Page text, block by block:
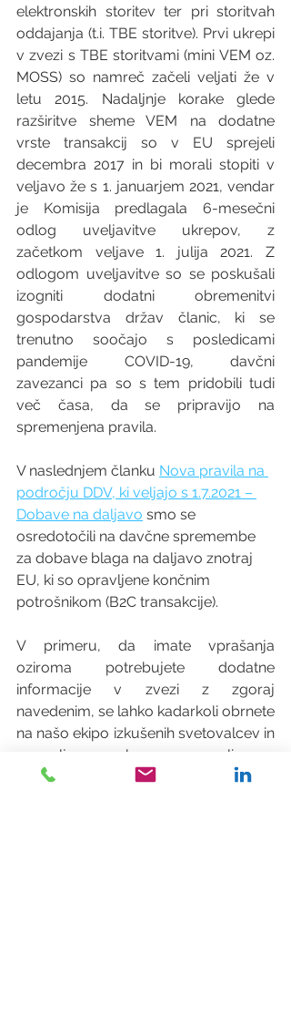
elektronskih storitev ter pri storitvah
oddajanja (t.i. TBE storitve). Prvi ukrepi
v zvezi s TBE storitvami (mini VEM oz.
MOSS) so namreč začeli veljati že v
letu 2015. Nadaljnje korake glede
razširitve sheme VEM na dodatne
vrste transakcij so v EU sprejeli
decembra 2017 in bi morali stopiti v
veljavo že s 1. januarjem 2021, vendar
je Komisija predlagala 6-mesečni
odlog uveljavitve ukrepov, z
začetkom veljave 1. julija 2021. Z
odlogom uveljavitve so se poskušali
izogniti dodatni obremenitvi
gospodarstva držav članic, ki se
trenutno soočajo s posledicami
pandemije COVID-19, davčni
zavezanci pa so s tem pridobili tudi
več časa, da se pripravijo na
spremenjena pravila.
V naslednjem članku Nova pravila na
področju DDV, ki veljajo s 1.7.2021 –
Dobave na daljavo smo se
osredotočili na davčne spremembe
za dobave blaga na daljavo znotraj
EU, ki so opravljene končnim
potrošnikom (B2C transakcije).
V primeru, da imate vprašanja
oziroma potrebujete dodatne
informacije v zvezi z zgoraj
navedenim, se lahko kadarkoli obrnete
na našo ekipo izkušenih svetovalcev in
z veseljem vam bomo pomagali.